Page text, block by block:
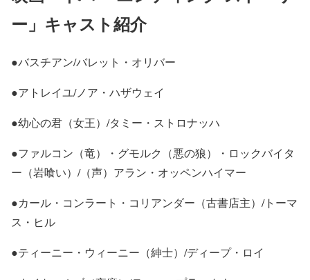
ー」キャスト紹介
●バスチアン/バレット・オリバー
●アトレイユ/ノア・ハザウェイ
●幼心の君（女王）/タミー・ストロナッハ
●ファルコン（竜）・グモルク（悪の狼）・ロックバイタ
ー（岩喰い）/（声）アラン・オッペンハイマー
●カール・コンラート・コリアンダー（古書店主）/トーマ
ス・ヒル
●ティーニー・ウィーニー（紳士）/ディープ・ロイ